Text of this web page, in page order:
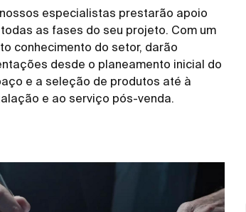
especialistas prestarão apoio
as fases do seu projeto. Com um
conhecimento do setor, darão
desde o planeamento inicial do
e a seleção de produtos até à
e ao serviço pós-venda.